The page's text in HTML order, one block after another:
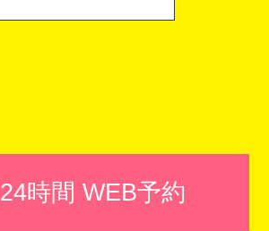
24時間 WEB予約